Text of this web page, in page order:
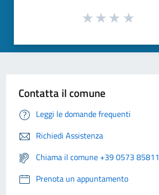
Contatta il comune
Leggi le domande frequenti
Richiedi Assistenza
Chiama il comune +39 0573 85811
Prenota un appuntamento